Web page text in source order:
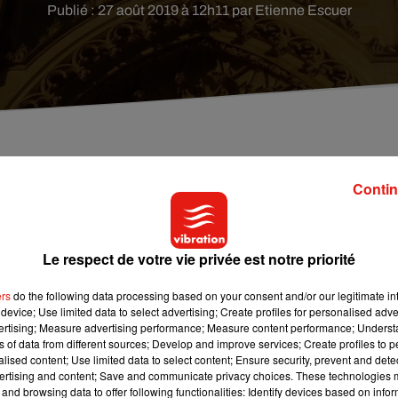
Publié : 27 août 2019 à 12h11 par Etienne Escuer
son et lumière projeté sur la cathédrale
spectacle son et lumière Jeanne, la force de l’âme tirera sa
un franc succès puisque depuis le 30 mai, les représentations
République du Centre.C’est 18,5% de plus que la totalité de
représentation de 18 minutes, autour de la Renaissance,
Pour en profiter, rendez-vous à 23 heures tous les soirs
Le respect de votre vie privée est notre priorité
do the following data processing based on your consent and/or our legitimate
Use limited data to select advertising; Create profiles for personalised
Measure advertising performance; Measure content performance;
of data from different sources; Develop and improve services; Create profiles to
content; Use limited data to select content; Ensure security, prevent and
and content; Save and communicate privacy choices. These technologies
browsing data to offer following functionalities: Identify devices based on